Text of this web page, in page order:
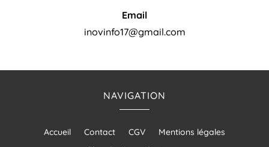
Email
inovinfo17@gmail.com
NAVIGATION
Accueil Contact CGV
Mentions légales